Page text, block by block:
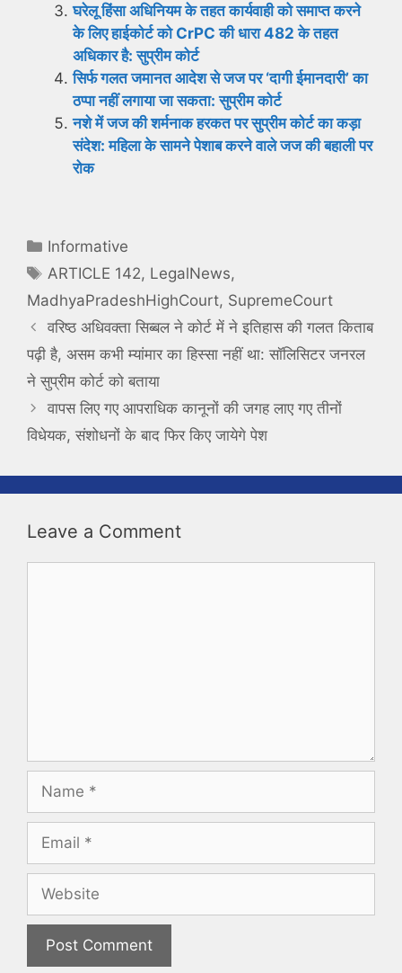
घरेलू हिंसा अधिनियम के तहत कार्यवाही को समाप्त करने
के लिए हाईकोर्ट को CrPC की धारा 482 के तहत
अधिकार है: सुप्रीम कोर्ट
सिर्फ गलत जमानत आदेश से जज पर ‘दागी ईमानदारी’ का
ठप्पा नहीं लगाया जा सकता: सुप्रीम कोर्ट
नशे में जज की शर्मनाक हरकत पर सुप्रीम कोर्ट का कड़ा
संदेश: महिला के सामने पेशाब करने वाले जज की बहाली पर
रोक
Categories
Informative
Tags
ARTICLE 142, LegalNews,
MadhyaPradeshHighCourt, SupremeCourt
वरिष्ठ अधिवक्ता सिब्बल ने कोर्ट में ने इतिहास की गलत किताब
पढ़ी है, असम कभी म्यांमार का हिस्सा नहीं था: सॉलिसिटर जनरल
ने सुप्रीम कोर्ट को बताया
वापस लिए गए आपराधिक कानूनों की जगह लाए गए तीनों
विधेयक, संशोधनों के बाद फिर किए जायेगे पेश
Leave a Comment
Name
Email
Website